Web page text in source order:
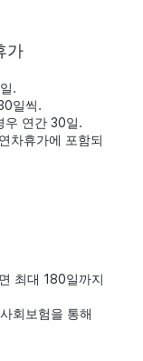
가
.
일씩.
우 연간 30일.
차휴가에 포함되
최대 180일까지
회보험을 통해